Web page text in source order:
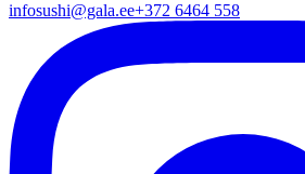
infosushi@gala.ee+372 6464 558